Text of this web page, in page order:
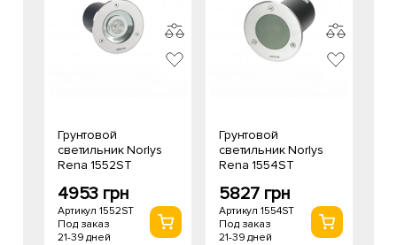
Грунтовой
светильник Norlys
Rena 1552ST
4953 грн
Артикул 1552ST
Под заказ
21-39 дней
Грунтовой
светильник Norlys
Rena 1554ST
5827 грн
Артикул 1554ST
Под заказ
21-39 дней